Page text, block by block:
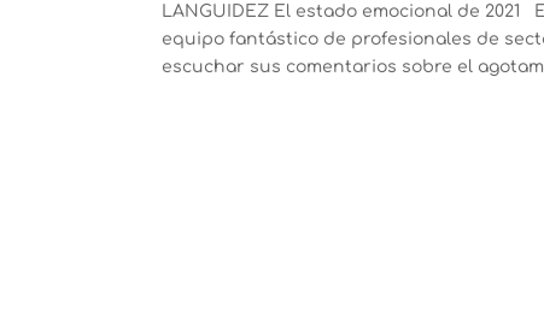
LANGUIDEZ El estado emocional de
equipo fantástico de profesionales de
escuchar sus comentarios sobre el